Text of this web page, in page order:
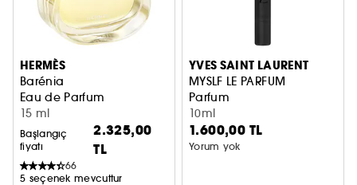
HERMÈS
Barénia
Eau de Parfum
15 ml
Başlangıç
fiyatı
2.325,00
TL
66
5 seçenek mevcuttur
YVES SAINT LAURENT
MYSLF LE PARFUM
Parfum
10ml
1.600,00 TL
Yorum yok